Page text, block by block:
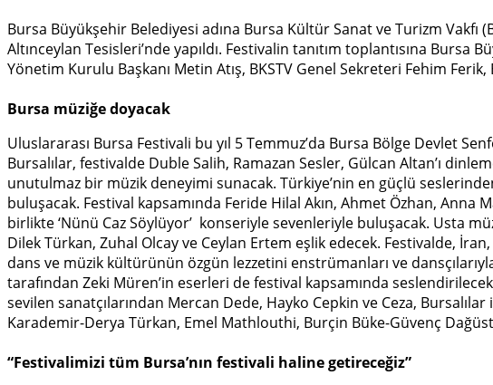
Bursa Büyükşehir Belediyesi adına Bursa Kültür Sanat ve Turizm Vakfı
Altınceylan Tesisleri’nde yapıldı. Festivalin tanıtım toplantısına Bursa
Yönetim Kurulu Başkanı Metin Atış, BKSTV Genel Sekreteri Fehim
Bursa müziğe doyacak
Uluslararası Bursa Festivali bu yıl 5 Temmuz’da Bursa Bölge Devlet
Bursalılar, festivalde Duble Salih, Ramazan Sesler, Gülcan Altan’ı
unutulmaz bir müzik deneyimi sunacak. Türkiye’nin en güçlü
buluşacak. Festival kapsamında Feride Hilal Akın, Ahmet Özhan,
birlikte ‘Nünü Caz Söylüyor’ konseriyle sevenleriyle buluşacak. Usta
Dilek Türkan, Zuhal Olcay ve Ceylan Ertem eşlik edecek. Festivalde,
dans ve müzik kültürünün özgün lezzetini enstrümanları ve
tarafından Zeki Müren’in eserleri de festival kapsamında
sevilen sanatçılarından Mercan Dede, Hayko Cepkin ve Ceza,
Karademir-Derya Türkan, Emel Mathlouthi, Burçin Büke-Güvenç
“Festivalimizi tüm Bursa’nın festivali haline getireceğiz”